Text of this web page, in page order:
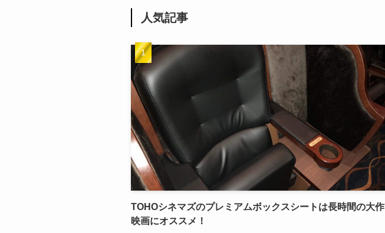
人気記事
TOHOシネマズのプレミアムボックスシートは長時間の大作
映画にオススメ！